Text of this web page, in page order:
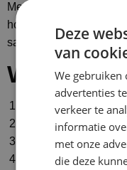
Met jarenlange
hoogwaardige en
sanitairinstallatie.
Waarom
Professionele
Hoogwaardige
Snelle en efficiënte
Persoonlijke
Deze
van
We gebruiken
advertenties
verkeer te
informatie
met onze
die deze